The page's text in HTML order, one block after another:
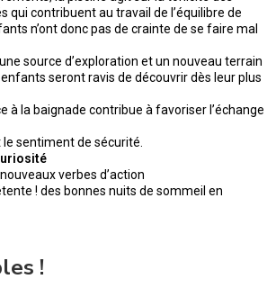
qui contribuent au travail de l’équilibre de
n’ont donc pas de crainte de se faire mal
source d’exploration et un nouveau terrain
seront ravis de découvrir dès leur plus
à la baignade contribue à favoriser l’échange
sentiment de sécurité.
verbes d’action
! des bonnes nuits de sommeil en
!